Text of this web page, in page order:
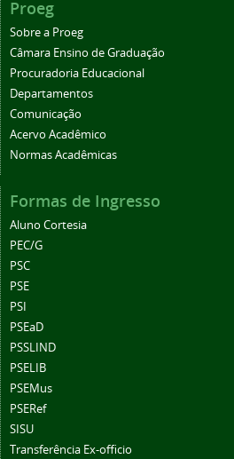
Proeg
Sobre a Proeg
Câmara Ensino de Graduação
Procuradoria Educacional
Departamentos
Comunicação
Acervo Acadêmico
Normas Acadêmicas
Formas de Ingresso
Aluno Cortesia
PEC/G
PSC
PSE
PSI
PSEaD
PSSLIND
PSELIB
PSEMus
PSERef
SISU
Transferência Ex-officio